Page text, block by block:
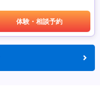
体験・相談予約